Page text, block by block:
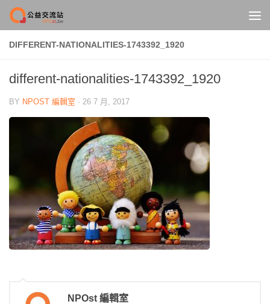
Skip to content
DIFFERENT-NATIONALITIES-1743392_1920
different-nationalities-1743392_1920
BY NPOST 編輯室 · 26 7 月, 2017
NPOst 編輯室